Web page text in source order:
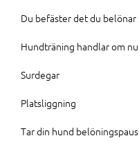
Du befäster det du belönar
Hundträning handlar om nu
Surdegar
Platsliggning
Tar din hund belöningspaus